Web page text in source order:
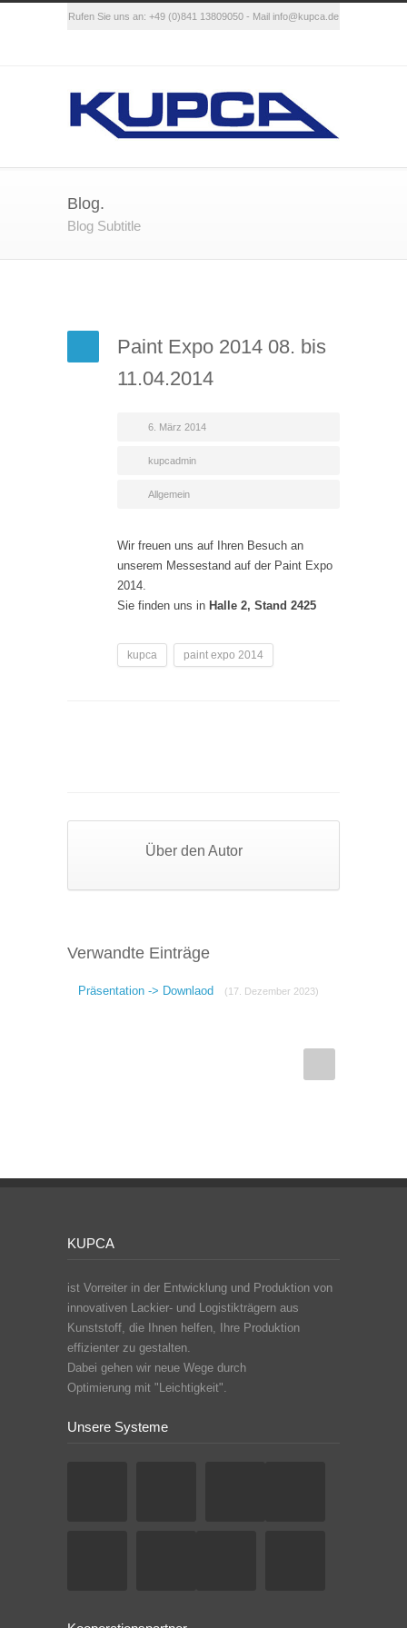
Rufen Sie uns an: +49 (0)841 13809050 - Mail info@kupca.de
Blog.
Blog Subtitle
Paint Expo 2014 08. bis
11.04.2014
6. März 2014
kupcadmin
Allgemein
Wir freuen uns auf Ihren Besuch an
unserem Messestand auf der Paint Expo
2014.
Sie finden uns in Halle 2, Stand 2425
kupca paint expo 2014
Über den Autor
Verwandte Einträge
Präsentation -> Downlaod (17. Dezember 2023)
KUPCA
ist Vorreiter in der Entwicklung und Produktion von
innovativen Lackier- und Logistikträgern aus
Kunststoff, die Ihnen helfen, Ihre Produktion
effizienter zu gestalten.
Dabei gehen wir neue Wege durch
Optimierung mit "Leichtigkeit".
Unsere Systeme